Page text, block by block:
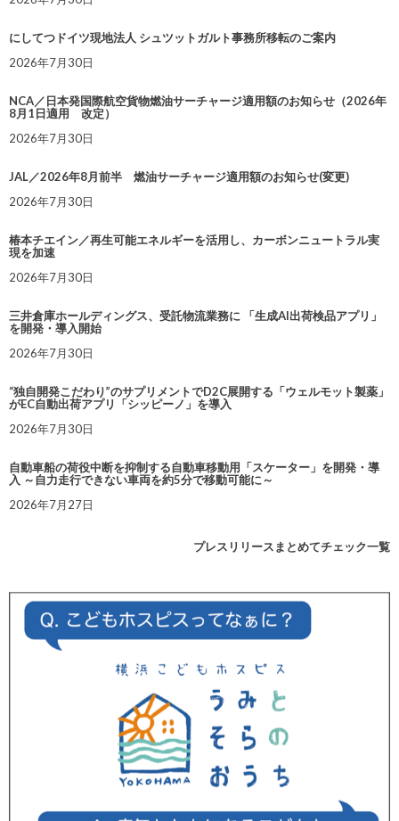
にしてつドイツ現地法人 シュツットガルト事務所移転のご案内
2026年7月30日
NCA／日本発国際航空貨物燃油サーチャージ適用額のお知らせ（2026年
8月1日適用 改定）
2026年7月30日
JAL／2026年8月前半 燃油サーチャージ適用額のお知らせ(変更)
2026年7月30日
椿本チエイン／再生可能エネルギーを活用し、カーボンニュートラル実
現を加速
2026年7月30日
三井倉庫ホールディングス、受託物流業務に 「生成AI出荷検品アプリ」
を開発・導入開始
2026年7月30日
“独自開発こだわり”のサプリメントでD2C展開する「ウェルモット製薬」
がEC自動出荷アプリ「シッピーノ」を導入
2026年7月30日
自動車船の荷役中断を抑制する自動車移動用「スケーター」を開発・導
入 ～自力走行できない車両を約5分で移動可能に～
2026年7月27日
プレスリリースまとめてチェック一覧